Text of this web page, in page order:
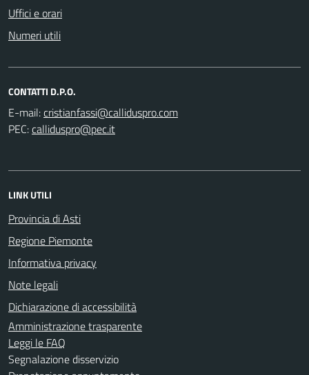
Uffici e orari
Numeri utili
CONTATTI D.P.O.
E-mail:
PEC:
LINK UTILI
Provincia di Asti
Regione Piemonte
Informativa privacy
Note legali
Dichiarazione di accessibilità
Amministrazione trasparente
Leggi le FAQ
Segnalazione disservizio